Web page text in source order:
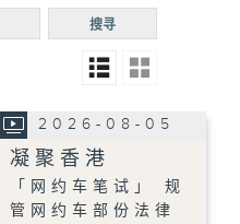
普通
搜寻
2026-08-05
凝聚香港
「网约车笔试」 规
管网约车部份法律